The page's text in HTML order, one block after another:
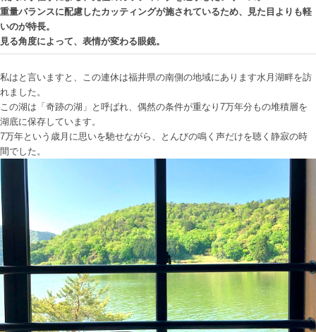
重量バランスに配慮したカッティングが施されているため、見た目よりも軽
いのが特長。
見る角度によって、表情が変わる眼鏡。
私はと言いますと、この連休は福井県の南側の地域にあります水月湖畔を訪
れました。
この湖は「奇跡の湖」と呼ばれ、偶然の条件が重なり7万年分もの堆積層を
湖底に保存しています。
7万年という歳月に思いを馳せながら、とんびの鳴く声だけを聴く静寂の時
間でした。